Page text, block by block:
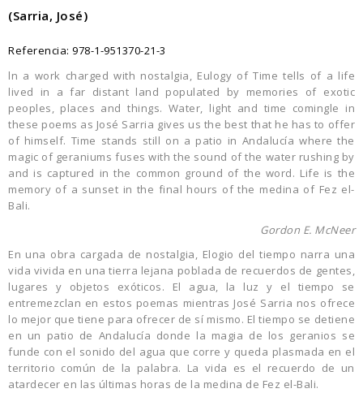
(Sarria, José)
Referencia: 978-1-951370-21-3
ln a work charged with nostalgia, Eulogy of Time tells of a life
lived in a far distant land populated by memories of exotic
peoples, places and things. Water, light and time comingle in
these poems as José Sarria gives us the best that he has to offer
of himself. Time stands still on a patio in Andalucía where the
magic of geraniums fuses with the sound of the water rushing by
and is captured in the common ground of the word. Life is the
memory of a sunset in the final hours of the medina of Fez el-
Bali.
Gordon E. McNeer
En una obra cargada de nostalgia, Elogio del tiempo narra una
vida vivida en una tierra lejana poblada de recuerdos de gentes,
lugares y objetos exóticos. El agua, la luz y el tiempo se
entremezclan en estos poemas mientras José Sarria nos ofrece
lo mejor que tiene para ofrecer de sí mismo. El tiempo se detiene
en un patio de Andalucía donde la magia de los geranios se
funde con el sonido del agua que corre y queda plasmada en el
territorio común de la palabra. La vida es el recuerdo de un
atardecer en las últimas horas de la medina de Fez el-Bali.